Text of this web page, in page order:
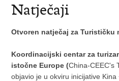
Natječaji
Otvoren natječaj za Turističku
Koordinacijski centar za
istočne Europe (China-CEEC's
objavio je u okviru inicijative Kina